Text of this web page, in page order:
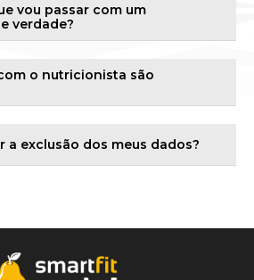
vou passar com um
verdade?
o nutricionista são
a exclusão dos meus dados?